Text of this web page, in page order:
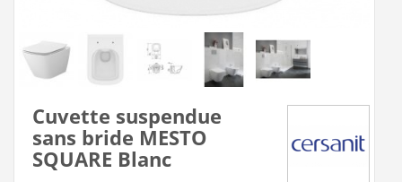
Cuvette suspendue
sans bride MESTO
SQUARE Blanc